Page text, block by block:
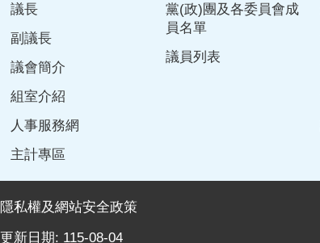
議長
副議長
議會簡介
組室介紹
人事服務網
主計專區
黨(政)團及各委員會成
員名單
議員列表
隱私權及網站安全政策
更新日期: 115-08-04